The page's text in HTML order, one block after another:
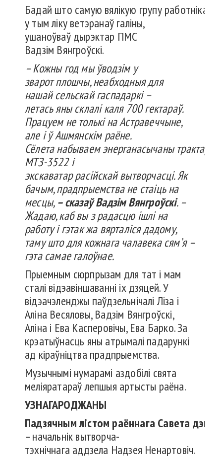
Бадай што самую вялікую групу работнікаў,
у тым ліку ветэранаў галіны,
ушаноўваў дырэктар ПМС
Вадзім Вянгроўскі.
–Кожныгод мыўводзіму
зваротплошчы,неабходныядля
нашай сельскайгаспадаркі–
летасьяны склалікаля 700гектараў.
ПрацуемнетолькінаАстравеччыне,
але і ўАшмянскім раёне.
Сёлетанабываемэнерганасычаны трактар
МТЗ-3522 і
экскаватаррасійскайвытворчасці. Як
бачым,прадпрыемстване стаіцьна
месцы,–сказаўВадзім Вянгроўскі. –
Жадаю,кабвы зрадасцю ішліна
работу ігэтакжа вярталісядадому,
тамуштодлякожнага чалавека сям’я–
гэта самаегалоўнае.
Прыемным сюрпрызам для тат і мам
сталі відэавіншаванні іх дзяцей. У
відэачэленджы паўдзельнічалі Ліза і
Аліна Весяловы, Вадзім Вянгроўскі,
Аліна і Ева Касперовічы, Ева Барко. За
крэатыўнасць яны атрымалі падарункі
ад кіраўніцтва прадпрыемства.
Музычнымі нумарамі аздобілі свята
меліяратараў лепшыя артысты раёна.
УЗНАГАРОДЖАНЫ
Падзячнымлістом раённагаСавета
– начальнік вытворча-
тэхнічнага аддзела Надзея Ненартовіч.